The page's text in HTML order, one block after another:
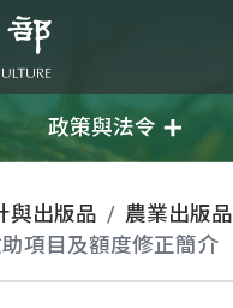
政策與法令
與出版品 農業出版品
項目及額度修正簡介